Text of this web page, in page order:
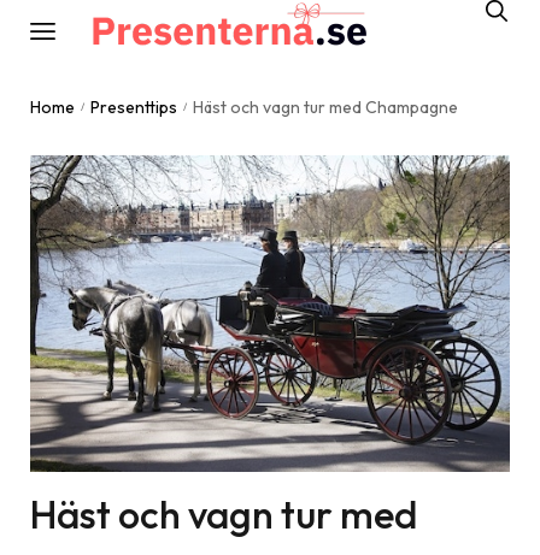
Home / Presenttips / Häst och vagn tur med Champagne
Häst och vagn tur med